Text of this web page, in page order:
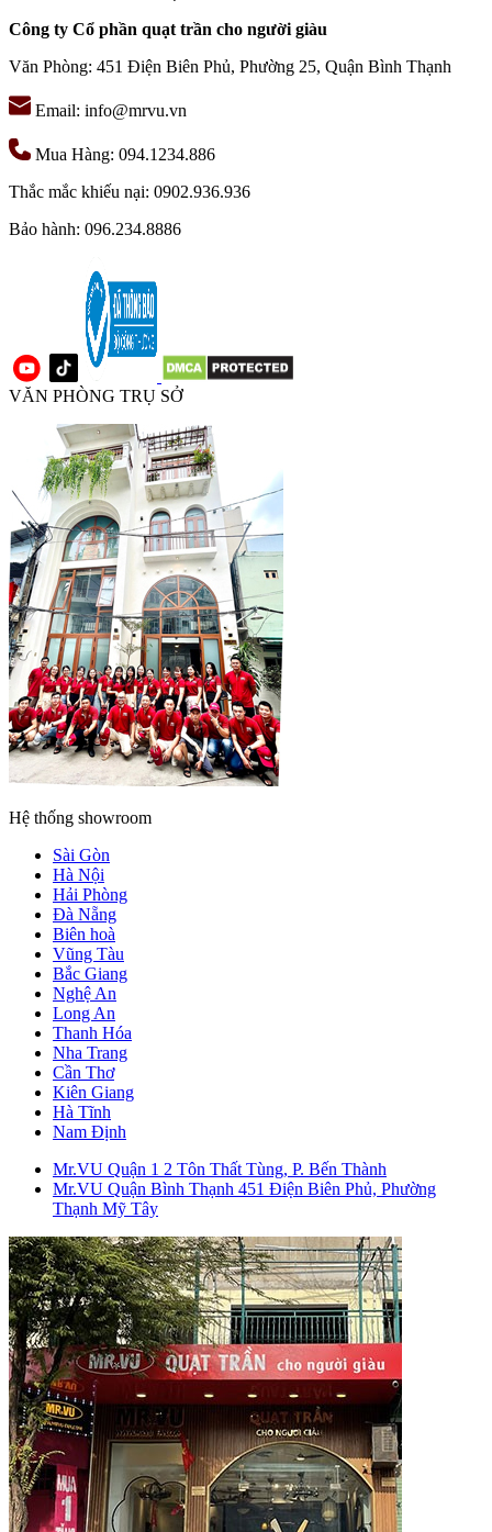
Công ty Cổ phần quạt trần cho người giàu
Văn Phòng: 451 Điện Biên Phủ, Phường 25, Quận Bình Thạnh
Email: info@mrvu.vn
Mua Hàng: 094.1234.886
Thắc mắc khiếu nại: 0902.936.936
Bảo hành: 096.234.8886
VĂN PHÒNG TRỤ SỞ
Hệ thống showroom
Sài Gòn
Hà Nội
Hải Phòng
Đà Nẵng
Biên hoà
Vũng Tàu
Bắc Giang
Nghệ An
Long An
Thanh Hóa
Nha Trang
Cần Thơ
Kiên Giang
Hà Tĩnh
Nam Định
Mr.VU Quận 1 2 Tôn Thất Tùng, P. Bến Thành
Mr.VU Quận Bình Thạnh 451 Điện Biên Phủ, Phường
Thạnh Mỹ Tây